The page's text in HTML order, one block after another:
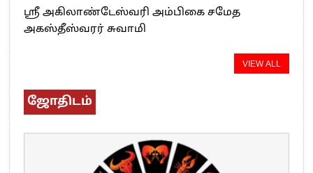
ஸ்ரீ அகிலாண்டேஸ்வரி அம்பிகை சமேத
அகஸ்தீஸ்வரர் சுவாமி
VIEW ALL
ஜோதிடம்